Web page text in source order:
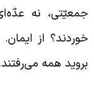
نه
از ایمان.
همه می‌رفتند.